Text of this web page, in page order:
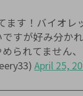
ます！バイオ
すが好み分か
られてません、
April 25,